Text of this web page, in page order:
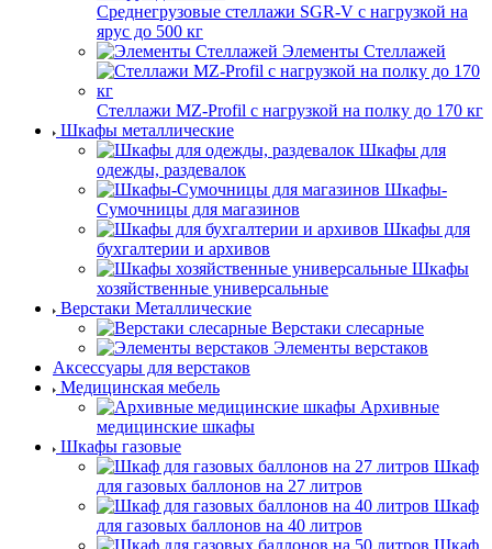
Среднегрузовые стеллажи SGR-V с нагрузкой на
ярус до 500 кг
Элементы Стеллажей
Стеллажи MZ-Profil с нагрузкой на полку до 170 кг
Шкафы металлические
Шкафы для
одежды, раздевалок
Шкафы-
Сумочницы для магазинов
Шкафы для
бухгалтерии и архивов
Шкафы
хозяйственные универсальные
Верстаки Металлические
Верстаки слесарные
Элементы верстаков
Аксессуары для верстаков
Медицинская мебель
Архивные
медицинские шкафы
Шкафы газовые
Шкаф
для газовых баллонов на 27 литров
Шкаф
для газовых баллонов на 40 литров
Шкаф